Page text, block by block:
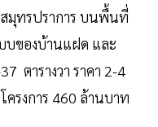
มุทรปราการ บนพื้นที่
ของบ้านแฝด และ
ตารางวา ราคา 2-4
รงการ 460 ล้านบาท